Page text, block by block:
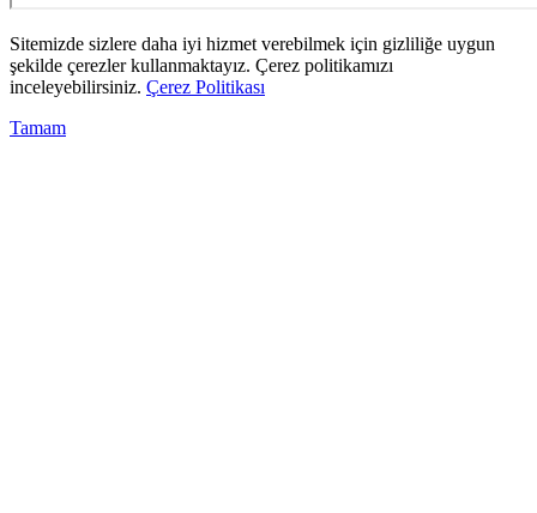
Sitemizde sizlere daha iyi hizmet verebilmek için gizliliğe uygun
şekilde çerezler kullanmaktayız. Çerez politikamızı
inceleyebilirsiniz. Çerez Politikası
Tamam